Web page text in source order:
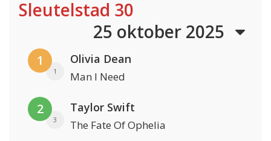
Sleutelstad 30
25 oktober 2025
1
1
Olivia Dean
Man I Need
2
3
Taylor Swift
The Fate Of Ophelia